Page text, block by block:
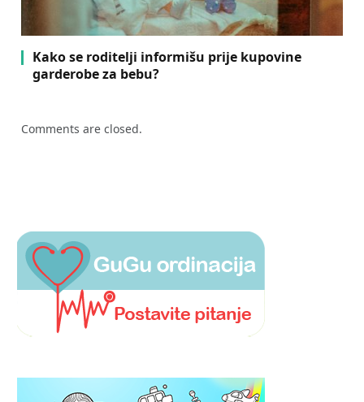
Kako se roditelji informišu prije kupovine
garderobe za bebu?
Comments are closed.